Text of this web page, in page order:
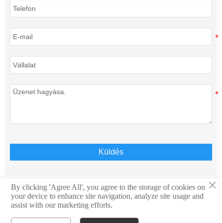
Küldés
Szerzői jog © Teison Energy Technology Co.,Ltd. Minden
jog fenntartva.
×
By clicking 'Agree All', you agree to the storage of cookies on
your device to enhance site navigation, analyze site usage and
assist with our marketing efforts.